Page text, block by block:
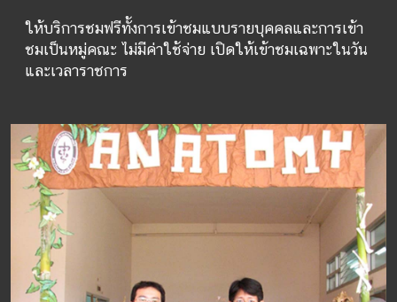
ให้บริการชมฟรีทั้งการเข้าชมแบบรายบุคคลและการเข้า
ชมเป็นหมู่คณะ ไม่มีค่าใช้จ่าย เปิดให้เข้าชมเฉพาะในวัน
และเวลาราชการ